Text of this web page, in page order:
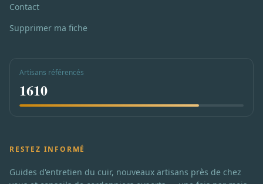
Contact
Supprimer ma fiche
Artisans référencés
1610
RESTEZ INFORMÉ
Guides d'entretien du cuir, nouveaux artisans près de chez